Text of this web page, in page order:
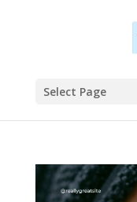
Select Page